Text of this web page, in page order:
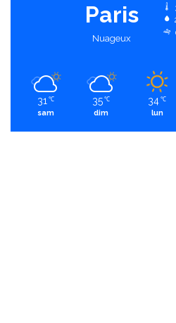
Paris
Nuageux
31 ℃
sam
35 ℃
dim
34 ℃
lun